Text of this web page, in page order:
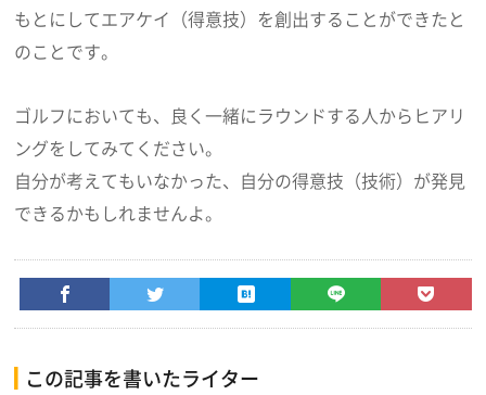
もとにしてエアケイ（得意技）を創出することができたと
のことです。
ゴルフにおいても、良く一緒にラウンドする人からヒアリ
ングをしてみてください。
自分が考えてもいなかった、自分の得意技（技術）が発見
できるかもしれませんよ。
この記事を書いたライター